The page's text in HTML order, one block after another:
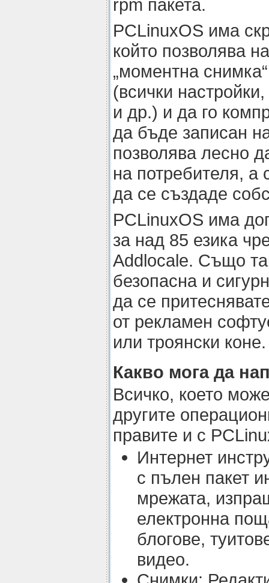
rpm пакета.
PCLinuxOS има
който позволява
„моментна
(всички
и др.) и да го
да бъде записан
позволява лесно
на потребителя,
да се създаде
PCLinuxOS има
за над 85 езика
Addlocale. Също
безопасна и
да се
от рекламен
или троянски коне.
Какво мога да
Всичко, което
другите
правите и с
Интернет
с пълен пакет
мрежата,
електронна
блогове,
видео.